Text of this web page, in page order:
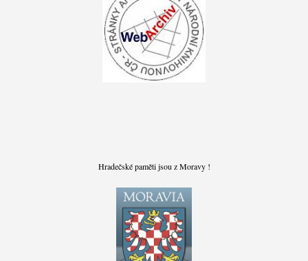
Hradečské paměti jsou z Moravy !